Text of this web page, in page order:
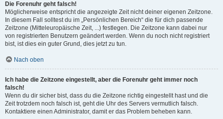
Die Forenuhr geht falsch!
Möglicherweise entspricht die angezeigte Zeit nicht deiner eigenen Zeitzone.
In diesem Fall solltest du im „Persönlichen Bereich“ die für dich passende
Zeitzone (Mitteleuropäische Zeit, ...) festlegen. Die Zeitzone kann dabei nur
von registrierten Benutzern geändert werden. Wenn du noch nicht registriert
bist, ist dies ein guter Grund, dies jetzt zu tun.
Nach oben
Ich habe die Zeitzone eingestellt, aber die Forenuhr geht immer noch
falsch!
Wenn du dir sicher bist, dass du die Zeitzone richtig eingestellt hast und die
Zeit trotzdem noch falsch ist, geht die Uhr des Servers vermutlich falsch.
Kontaktiere einen Administrator, damit er das Problem beheben kann.